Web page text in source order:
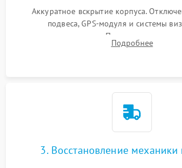
Аккуратное вскрытие корпуса.
подвеса, GPS-модуля и системы
позиционирования. Проверка
регуляторов оборотов (ESC) и
Подробнее
3. Восстановление механики